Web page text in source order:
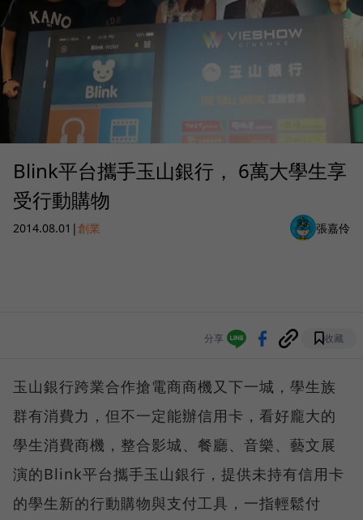
Blink平台攜手玉山銀行， 6萬大學生享
受行動購物
2014.08.01 |創業 張嘉伶
分享 收藏
玉山銀行跨業合作搶電商商機又下一城，學生族
群有消費力，但不一定能辦信用卡，看好龐大的
學生消費商機，整合影城、餐廳、音樂、藝文展
演的Blink平台攜手玉山銀行，提供未持有信用卡
的學生新的行動購物與支付工具，一指輕鬆付